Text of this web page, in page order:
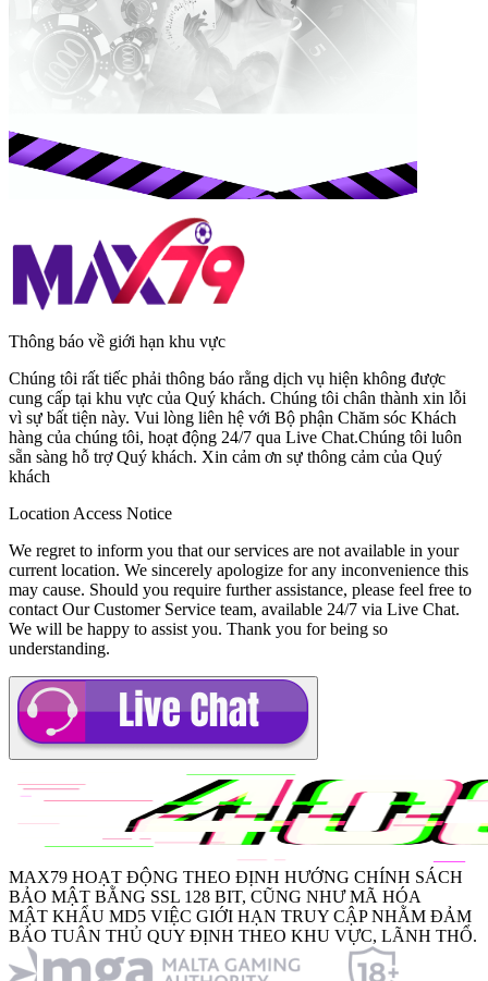
Thông báo về giới hạn khu vực
Chúng tôi rất tiếc phải thông báo rằng dịch vụ hiện không được
cung cấp tại khu vực của Quý khách. Chúng tôi chân thành xin lỗi
vì sự bất tiện này. Vui lòng liên hệ với Bộ phận Chăm sóc Khách
hàng của chúng tôi, hoạt động 24/7 qua Live Chat.Chúng tôi luôn
sẵn sàng hỗ trợ Quý khách. Xin cảm ơn sự thông cảm của Quý
khách
Location Access Notice
We regret to inform you that our services are not available in your
current location. We sincerely apologize for any inconvenience this
may cause. Should you require further assistance, please feel free to
contact Our Customer Service team, available 24/7 via Live Chat.
We will be happy to assist you. Thank you for being so
understanding.
MAX79 HOẠT ĐỘNG THEO ĐỊNH HƯỚNG CHÍNH SÁCH
BẢO MẬT BẰNG SSL 128 BIT, CŨNG NHƯ MÃ HÓA
MẬT KHẨU MD5 VIỆC GIỚI HẠN TRUY CẬP NHẰM ĐẢM
BẢO TUÂN THỦ QUY ĐỊNH THEO KHU VỰC, LÃNH THỔ.